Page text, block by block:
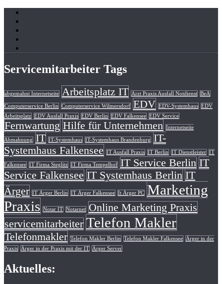
Servicemitarbeiter Tags
abgemahnt Internetseite Arbeitsplatz IT Arzt Praxis Ausfall Notdienst BeA
Computerservice Berlin Computerservice Wilmersdorf EDV EDV-Systemhaus EDV
Arbeitsplatz EDV Ausfall Praxis EDV Berlin EDV Falkensee EDV Service
Fernwartung Hilfe für Unternehmen Internetseite
Abmahnung IT IT-Systemhaus IT-Systemhaus Brandenburg
IT-
Systemhaus Falkensee
IT Ausfall Praxis IT Berlin IT Dienstleister IT
Falkensee IT Firma Steglitz IT Firma Tempelhof IT Service Berlin IT
Service Falkensee IT Systemhaus Berlin IT
Ärger IT Ärger Berlin IT Ärger Falkensee It Ärger PC Marketing
Praxis Notar IT Notarnet
Online Marketing Praxis
servicemitarbeiter Telefon Makler
Telefonmakler Telefon Makler Berlin Telefon Makler Falkensee Ärger in der
Praxis Ärger in der Praxis mit der IT Ärger Server
Aktuelles: